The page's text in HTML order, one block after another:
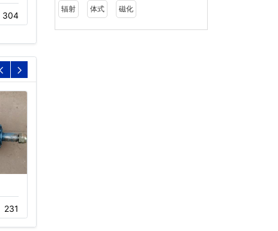
304
家…
231
辐射 体式 磁化